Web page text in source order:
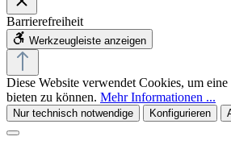
Barrierefreiheit
Werkzeugleiste anzeigen
Diese Website verwendet Cookies, um
bieten zu können. Mehr Informationen ...
Nur technisch notwendige Konfigurieren